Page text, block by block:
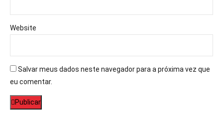
Website
Salvar meus dados neste navegador para a próxima vez que
eu comentar.
Publicar